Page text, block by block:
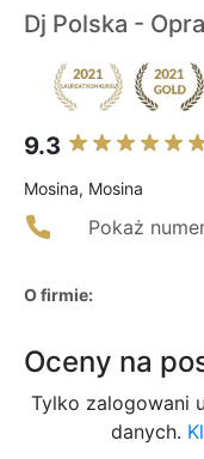
Dj Polska -
9.3
Mosina, Mosina
Pokaż
O firmie:
Oceny na
Tylko zalogowani
danych.